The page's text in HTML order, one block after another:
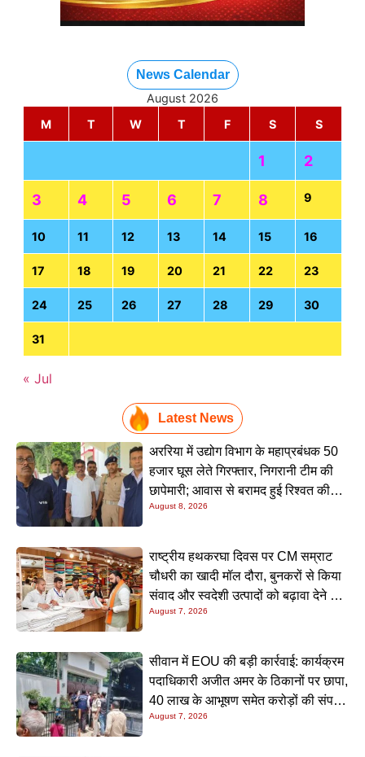
News Calendar
August 2026
M
T W T F S S
1 2
3 4 5 6 7 8 9
10 11 12 13 14 15 16
17 18 19 20 21 22 23
24 25 26 27 28 29 30
31
« Jul
Latest News
अररिया में उद्योग विभाग के महाप्रबंधक 50
हजार घूस लेते गिरफ्तार, निगरानी टीम की
छापेमारी; आवास से बरामद हुई रिश्वत की
रकम
August 8, 2026
राष्ट्रीय हथकरघा दिवस पर CM सम्राट
चौधरी का खादी मॉल दौरा, बुनकरों से किया
संवाद और स्वदेशी उत्पादों को बढ़ावा देने की
अपील
August 7, 2026
सीवान में EOU की बड़ी कार्रवाई: कार्यक्रम
पदाधिकारी अजीत अमर के ठिकानों पर छापा,
40 लाख के आभूषण समेत करोड़ों की संपत्ति
की जांच शुरू
August 7, 2026